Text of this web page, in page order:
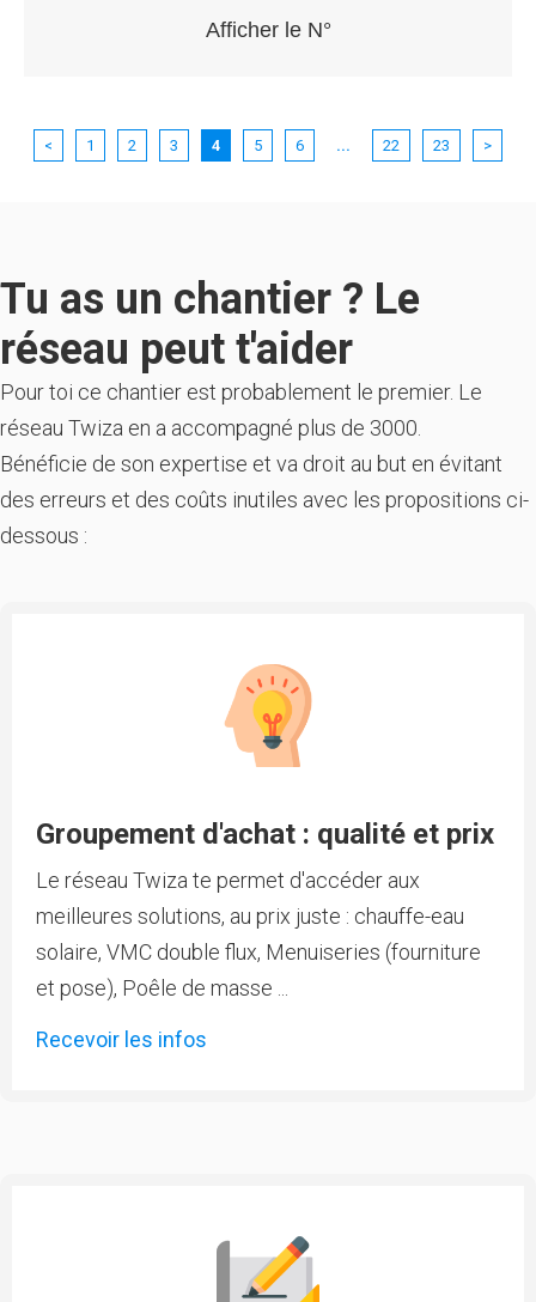
< 1 2 3 4 5 6 ... 22 23 >
Tu as un chantier ? Le
réseau peut t'aider
Pour toi ce chantier est probablement le premier. Le
réseau Twiza en a accompagné plus de 3000.
Bénéficie de son expertise et va droit au but en évitant
des erreurs et des coûts inutiles avec les propositions ci-
dessous :
Groupement d'achat : qualité et prix
Le réseau Twiza te permet d'accéder aux
meilleures solutions, au prix juste : chauffe-eau
solaire, VMC double flux, Menuiseries (fourniture
et pose), Poêle de masse ...
Recevoir les infos